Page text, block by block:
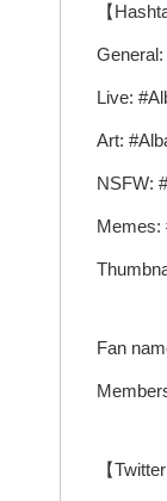
【
Live:
Art:
NSFW:
Memes:
Fan
【Twitter